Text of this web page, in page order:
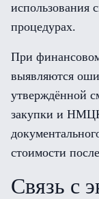
использования
процедурах.
При
выявляются
утверждённой
закупки и
стоимости
Связь с